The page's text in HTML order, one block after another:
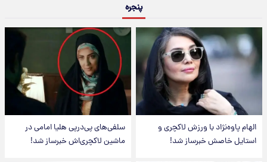
پنجره
الهام پاوه‌نژاد با ورزش لاکچری و
استایل خاصش خبرساز شد!
سلفی‌های پی‌درپی هلیا امامی در
ماشین لاکچری‌اش خبرساز شد!